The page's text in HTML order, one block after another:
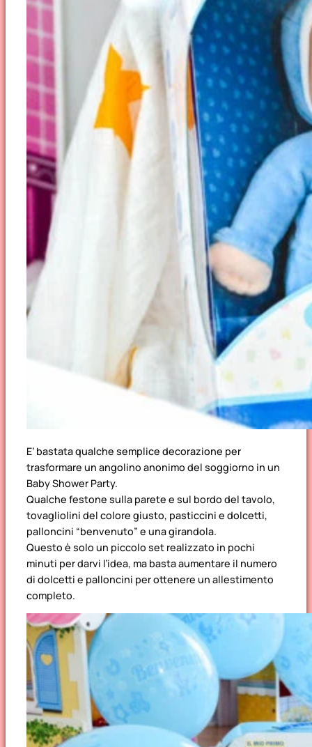
E’ bastata qualche semplice decorazione per
trasformare un angolino anonimo del soggiorno in un
Baby Shower Party.
Qualche festone sulla parete e sul bordo del tavolo,
tovagliolini del colore giusto, pasticcini e dolcetti,
palloncini “benvenuto” e una girandola.
Questo è solo un piccolo set realizzato in pochi
minuti per darvi l’idea, ma basta aumentare il numero
di dolcetti e palloncini per ottenere un allestimento
completo.